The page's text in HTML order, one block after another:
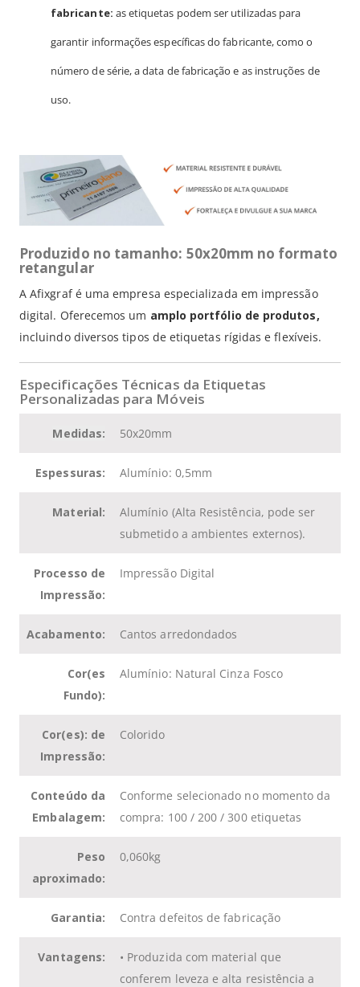
fabricante: as etiquetas podem ser utilizadas para
garantir informações específicas do fabricante, como o
número de série, a data de fabricação e as instruções de
uso.
Produzido no tamanho: 50x20mm no formato
retangular
A Afixgraf é uma empresa especializada em impressão
digital. Oferecemos um amplo portfólio de produtos,
incluindo diversos tipos de etiquetas rígidas e flexíveis.
Especificações Técnicas da Etiquetas
Personalizadas para Móveis
Medidas: 50x20mm
Espessuras: Alumínio: 0,5mm
Material:
Alumínio (Alta Resistência, pode ser
submetido a ambientes externos).
Processo de
Impressão:
Impressão Digital
Acabamento: Cantos arredondados
Cor(es
Fundo):
Alumínio: Natural Cinza Fosco
Cor(es): de
Impressão:
Colorido
Conteúdo da
Embalagem:
Conforme selecionado no momento da
compra: 100 / 200 / 300 etiquetas
Peso
aproximado:
0,060kg
Garantia: Contra defeitos de fabricação
Vantagens: • Produzida com material que
conferem leveza e alta resistência a